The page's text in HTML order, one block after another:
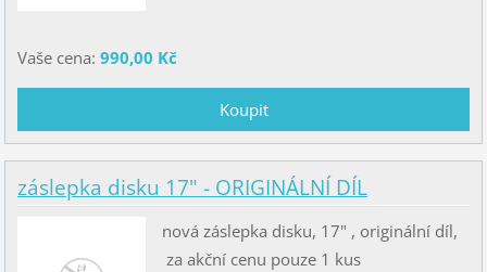
Vaše cena: 990,00 Kč
záslepka disku 17" - ORIGINÁLNÍ DÍL
nová záslepka disku, 17" , originální díl,
za akční cenu pouze 1 kus